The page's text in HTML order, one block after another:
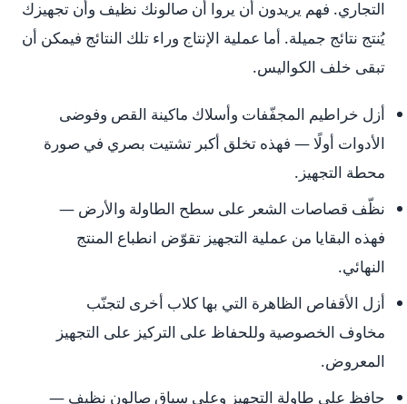
التجاري. فهم يريدون أن يروا أن صالونك نظيف وأن تجهيزك
يُنتج نتائج جميلة. أما عملية الإنتاج وراء تلك النتائج فيمكن أن
تبقى خلف الكواليس.
أزل خراطيم المجفّفات وأسلاك ماكينة القص وفوضى
الأدوات أولًا — فهذه تخلق أكبر تشتيت بصري في صورة
محطة التجهيز.
نظّف قصاصات الشعر على سطح الطاولة والأرض —
فهذه البقايا من عملية التجهيز تقوّض انطباع المنتج
النهائي.
أزل الأقفاص الظاهرة التي بها كلاب أخرى لتجنّب
مخاوف الخصوصية وللحفاظ على التركيز على التجهيز
المعروض.
حافظ على طاولة التجهيز وعلى سياق صالون نظيف —